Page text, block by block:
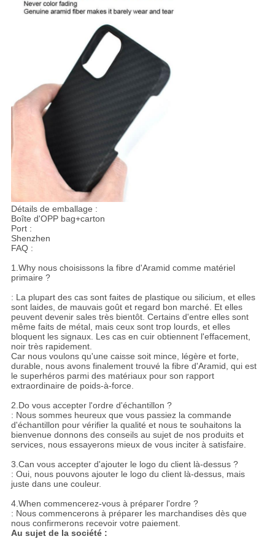
Détails de emballage :
Boîte d'OPP bag+carton
Port :
Shenzhen
FAQ :
1.Why nous choisissons la fibre d'Aramid comme matériel
primaire ?
: La plupart des cas sont faites de plastique ou silicium, et elles
sont laides, de mauvais goût et regard bon marché. Et elles
peuvent devenir sales très bientôt. Certains d'entre elles sont
même faits de métal, mais ceux sont trop lourds, et elles
bloquent les signaux. Les cas en cuir obtiennent l'effacement,
noir très rapidement.
Car nous voulons qu'une caisse soit mince, légère et forte,
durable, nous avons finalement trouvé la fibre d'Aramid, qui est
le superhéros parmi des matériaux pour son rapport
extraordinaire de poids-à-force.
2.Do vous accepter l'ordre d'échantillon ?
: Nous sommes heureux que vous passiez la commande
d'échantillon pour vérifier la qualité et nous te souhaitons la
bienvenue donnons des conseils au sujet de nos produits et
services, nous essayerons mieux de vous inciter à satisfaire.
3.Can vous accepter d'ajouter le logo du client là-dessus ?
: Oui, nous pouvons ajouter le logo du client là-dessus, mais
juste dans une couleur.
4.When commencerez-vous à préparer l'ordre ?
: Nous commencerons à préparer les marchandises dès que
nous confirmerons recevoir votre paiement.
Au sujet de la société :